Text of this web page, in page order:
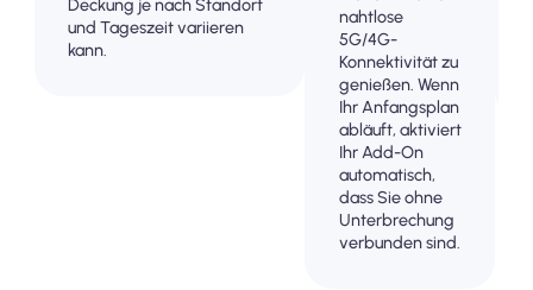
Deckung je nach Standort
und Tageszeit variieren
kann.
nahtlose
5G/4G-
Konnektivität zu
genießen. Wenn
Ihr Anfangsplan
abläuft, aktiviert
Ihr Add-On
automatisch,
dass Sie ohne
Unterbrechung
verbunden sind.